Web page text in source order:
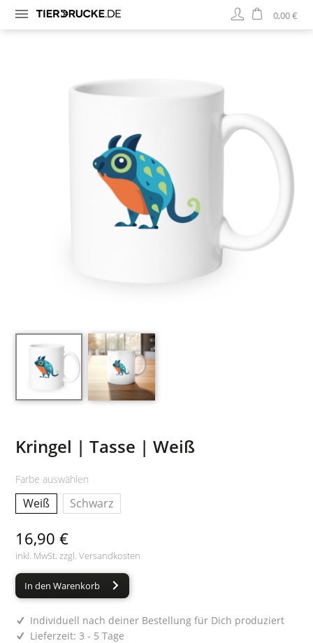
0,00 €
Kringel | Tasse | Weiß
Farbe auswählen
Weiß Schwarz
16,90 €
inkl. MwSt. zzgl.Versandkosten
In den Warenkorb
Individuell nach deiner Bestellung für Dich produziert
Lieferzeit: 3 - 5 Tage